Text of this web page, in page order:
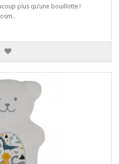
plus qu’une bouillotte !